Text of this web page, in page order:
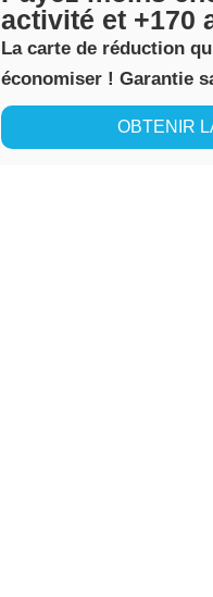
activité et +170
La carte de réduction
économiser ! Garantie
OBTENIR